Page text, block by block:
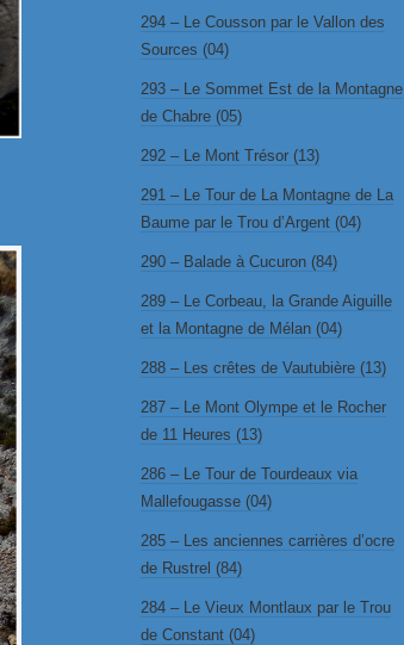
294 – Le Cousson par le Vallon des
Sources (04)
293 – Le Sommet Est de la Montagne
de Chabre (05)
292 – Le Mont Trésor (13)
291 – Le Tour de La Montagne de La
Baume par le Trou d’Argent (04)
290 – Balade à Cucuron (84)
289 – Le Corbeau, la Grande Aiguille
et la Montagne de Mélan (04)
288 – Les crêtes de Vautubière (13)
287 – Le Mont Olympe et le Rocher
de 11 Heures (13)
286 – Le Tour de Tourdeaux via
Mallefougasse (04)
285 – Les anciennes carrières d’ocre
de Rustrel (84)
284 – Le Vieux Montlaux par le Trou
de Constant (04)